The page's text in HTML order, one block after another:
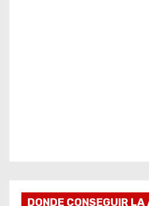
DONDE CONSEGUIR